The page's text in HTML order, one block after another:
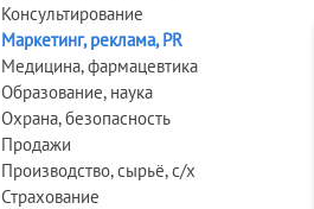
Консультирование
Маркетинг, реклама, PR
Медицина, фармацевтика
Образование, наука
Охрана, безопасность
Продажи
Производство, сырьё, с/х
Страхование